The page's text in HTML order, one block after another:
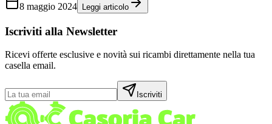
8 maggio 2024
Leggi articolo
Iscriviti alla Newsletter
Ricevi offerte esclusive e novità sui ricambi direttamente nella tua
casella email.
Iscriviti